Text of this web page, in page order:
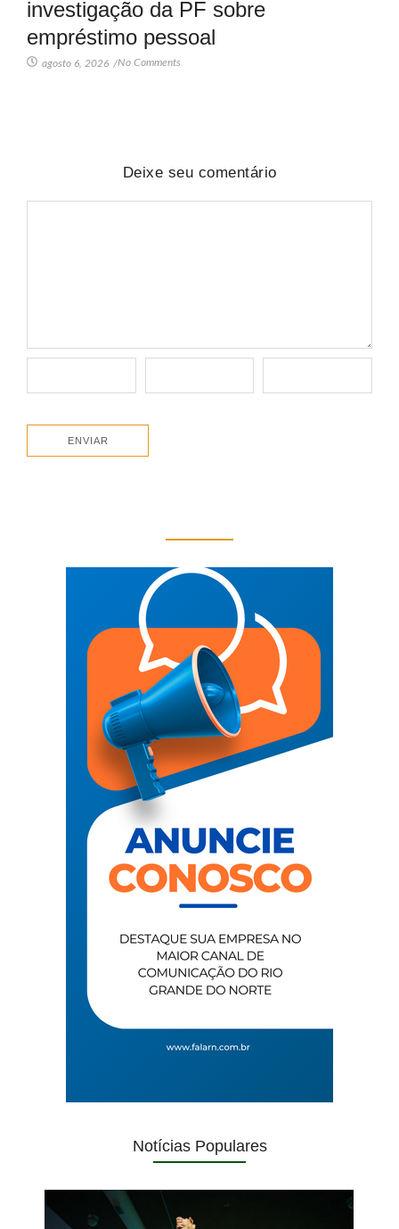
investigação da PF sobre
empréstimo pessoal
agosto 6, 2026 /No Comments
Deixe seu comentário
Notícias Populares